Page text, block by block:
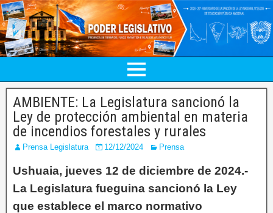
AMBIENTE: La Legislatura sancionó la
Ley de protección ambiental en materia
de incendios forestales y rurales
Prensa Legislatura 12/12/2024 Prensa
Ushuaia, jueves 12 de diciembre de 2024.-
La Legislatura fueguina sancionó la Ley
que establece el marco normativo